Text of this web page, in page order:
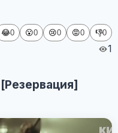
😂0 😮0 😢0 😡0 👎0
1